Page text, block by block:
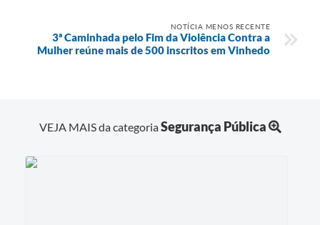
NOTÍCIA MENOS RECENTE
3ª Caminhada pelo Fim da Violência Contra a
Mulher reúne mais de 500 inscritos em Vinhedo
VEJA MAIS da categoriaSegurança Pública